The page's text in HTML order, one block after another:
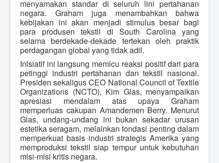
menyamakan standar di seluruh lini pertahanan
negara. Graham juga menambahkan bahwa
kebijakan ini akan menjadi stimulus besar bagi
para produsen tekstil di South Carolina yang
selama berdekade-dekade tertekan oleh praktik
perdagangan global yang tidak adil.
Inisiatif ini langsung memicu reaksi positif dari para
petinggi industri pertahanan dan tekstil nasional.
Presiden sekaligus CEO National Council of Textile
Organizations (NCTO), Kim Glas, menyampaikan
apresiasi mendalam atas upaya Graham
memperluas cakupan Amandemen Berry. Menurut
Glas, undang-undang ini bukan sekadar urusan
estetika seragam, melainkan fondasi penting dalam
memperkuat basis industri strategis Amerika yang
memproduksi tekstil siap tempur untuk kebutuhan
misi-misi kritis negara.